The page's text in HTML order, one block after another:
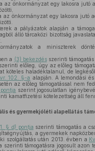
az önkormányzat egy lakosra jutó
az önkormányzat egy lakosra jutó
a pályázatok alapján a
álló tárcaközi bizottság
a miniszterek
a (3) bekezdésszerinti támogatás
szerinti előleg, úgy az előleg
köteles haladéktalanul, de
102. §-a alapján. A lemondási
az előleg támogatással nem
pontja szerint jogosulatlan
kamatfizetési kötelezettség áll
és gyermekjóléti alapellátás
1. § d) pontja szerinti támogatás a
a gyermekek
szolgáltatás után 2013. évben a
szerinti támogatásra jogosult azon